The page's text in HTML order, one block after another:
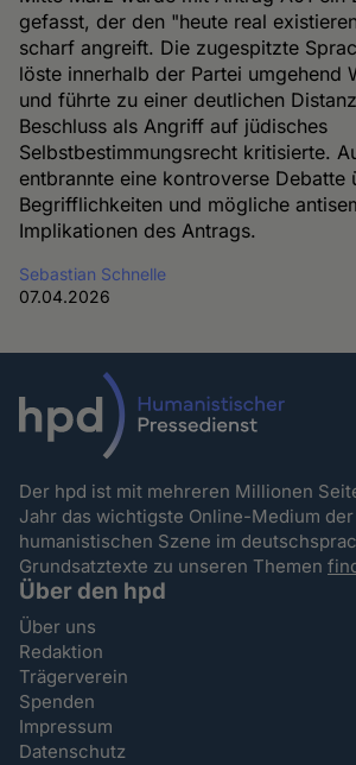
gefasst, der den "heute real
scharf angreift. Die zugespitzte
löste innerhalb der Partei umgehend
und führte zu einer deutlichen
Beschluss als Angriff auf jüdisches
Selbstbestimmungsrecht kritisierte.
entbrannte eine kontroverse Debatte
Begrifflichkeiten und mögliche
Implikationen des Antrags.
Sebastian Schnelle
07.04.2026
Der hpd ist mit mehreren Millionen
Jahr das wichtigste Online-Medium
humanistischen Szene im
Grundsatztexte zu unseren Themen
Über den hpd
Über uns
Redaktion
Trägerverein
Spenden
Impressum
Datenschutz